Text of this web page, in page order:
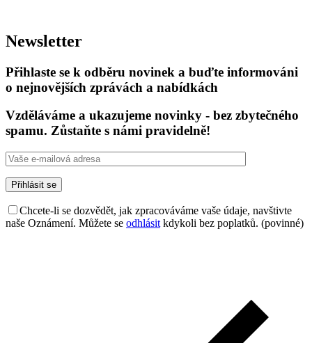
Newsletter
Přihlaste se k odběru novinek a buďte informováni
o nejnovějších zprávách a nabídkách
Vzděláváme a ukazujeme novinky - bez zbytečného
spamu. Zůstaňte s námi pravidelně!
Chcete-li se dozvědět, jak zpracováváme vaše údaje, navštivte
naše Oznámení. Můžete se odhlásit kdykoli bez poplatků. (povinné)